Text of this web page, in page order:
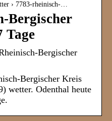
› 7783-rheinisch-…
Bergischer
Tage
Bergischer
Bergischer Kreis
wetter. Odenthal heute